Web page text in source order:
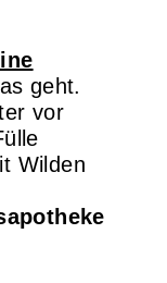
geht.
vor
Wilden